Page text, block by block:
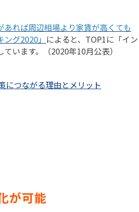
あれば周辺相場より家賃が高くても
グ2020」 によると、TOP1に「イン
います。（2020年10月公表）
につながる理由とメリット
が可能